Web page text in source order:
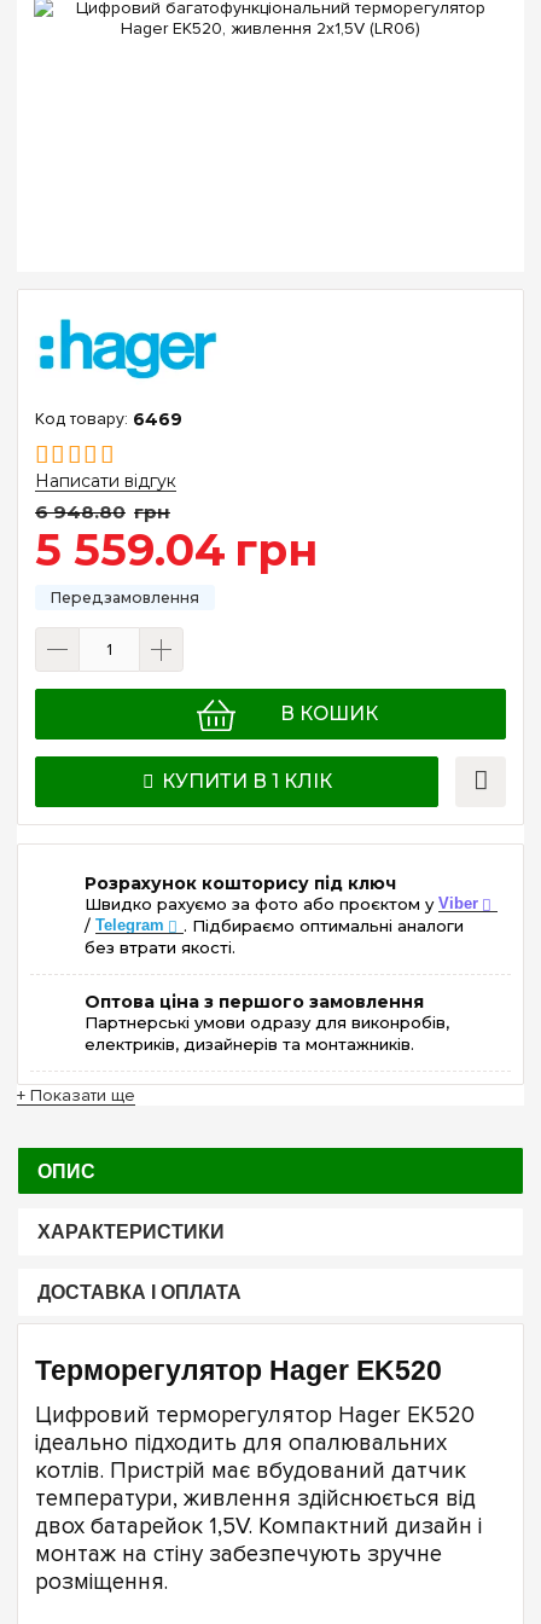
6469
Написати відгук
6 948.80 грн
5 559.04 грн
В КОШИК
КУПИТИ В 1 КЛІК
Розрахунок кошторису під ключ
Швидко рахуємо за фото або проєктом у Viber
/ Telegram
. Підбираємо оптимальні аналоги
без втрати якості.
Оптова ціна з першого замовлення
Партнерські умови одразу для виконробів,
електриків, дизайнерів та монтажників.
+ Показати ще
ОПИС
ХАРАКТЕРИСТИКИ
ДОСТАВКА І ОПЛАТА
Терморегулятор Hager EK520
Цифровий терморегулятор Hager EK520
ідеально підходить для опалювальних
котлів. Пристрій має вбудований датчик
температури, живлення здійснюється від
двох батарейок 1,5V. Компактний дизайн і
монтаж на стіну забезпечують зручне
розміщення.